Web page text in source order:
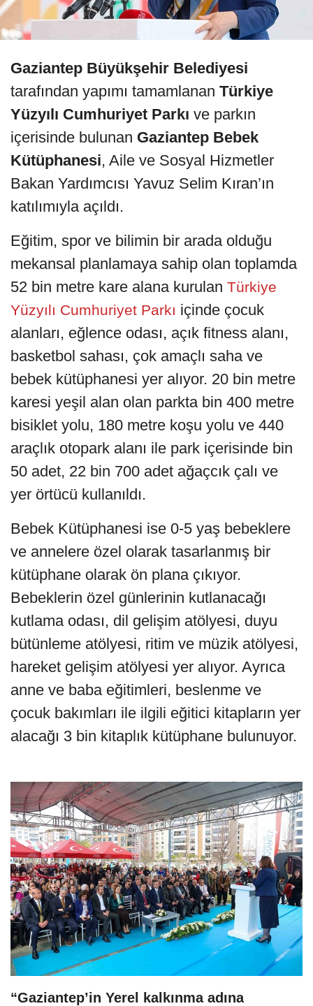
Gaziantep Büyükşehir Belediyesi
tarafından yapımı tamamlanan Türkiye
Yüzyılı Cumhuriyet Parkı ve parkın
içerisinde bulunan Gaziantep Bebek
Kütüphanesi, Aile ve Sosyal Hizmetler
Bakan Yardımcısı Yavuz Selim Kıran’ın
katılımıyla açıldı.
Eğitim, spor ve bilimin bir arada olduğu
mekansal planlamaya sahip olan toplamda
52 bin metre kare alana kurulan Türkiye
Yüzyılı Cumhuriyet Parkı içinde çocuk
alanları, eğlence odası, açık fitness alanı,
basketbol sahası, çok amaçlı saha ve
bebek kütüphanesi yer alıyor. 20 bin metre
karesi yeşil alan olan parkta bin 400 metre
bisiklet yolu, 180 metre koşu yolu ve 440
araçlık otopark alanı ile park içerisinde bin
50 adet, 22 bin 700 adet ağaçcık çalı ve
yer örtücü kullanıldı.
Bebek Kütüphanesi ise 0-5 yaş bebeklere
ve annelere özel olarak tasarlanmış bir
kütüphane olarak ön plana çıkıyor.
Bebeklerin özel günlerinin kutlanacağı
kutlama odası, dil gelişim atölyesi, duyu
bütünleme atölyesi, ritim ve müzik atölyesi,
hareket gelişim atölyesi yer alıyor. Ayrıca
anne ve baba eğitimleri, beslenme ve
çocuk bakımları ile ilgili eğitici kitapların yer
alacağı 3 bin kitaplık kütüphane bulunuyor.
“Gaziantep’in Yerel kalkınma adına